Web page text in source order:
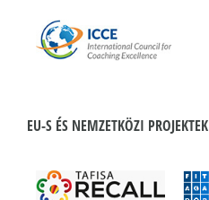
EU-S ÉS NEMZETKÖZI PROJEKTEK